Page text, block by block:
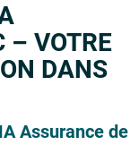
– VOTRE
DANS
Assurance de